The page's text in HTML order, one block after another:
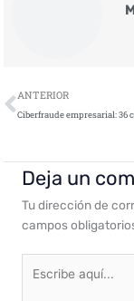
Ant
ANTERIOR
Deja un
Tu dirección de
campos
aquí...